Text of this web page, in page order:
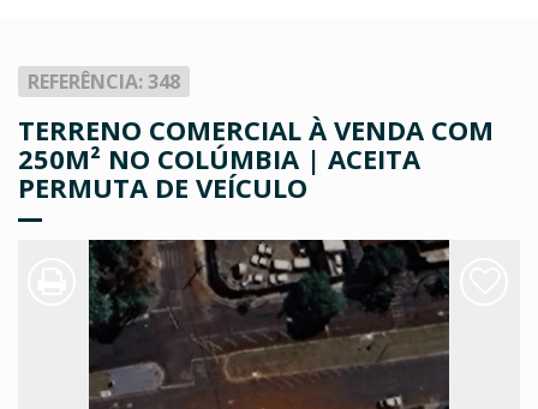
REFERÊNCIA: 348
TERRENO COMERCIAL À VENDA COM
250M² NO COLÚMBIA | ACEITA
PERMUTA DE VEÍCULO